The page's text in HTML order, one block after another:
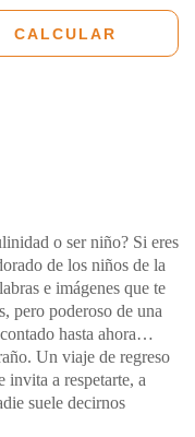
CALCULAR
o ser niño? Si eres
de los niños de la
e imágenes que te
pero poderoso de una
hasta ahora…
Un viaje de regreso
a respetarte, a
suele decirnos